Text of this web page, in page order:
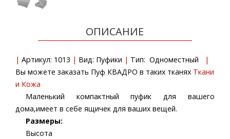
ОПИСАНИЕ
Артикул: 1013 Вид: Пуфики
Тип: Одноместный
Вы можете заказать Пуф КВАДРО в таких тканях Ткани
и Кожа
Маленький компактный пуфик для вашего
дома,имеет в себе ящичек для ваших вещей.
Размеры:
Высота